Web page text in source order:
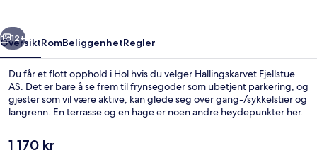
Neste
12+
OversiktRomBeliggenhetRegler
Du får et flott opphold i Hol hvis du velger Hallingskarvet Fjellstue
AS. Det er bare å se frem til frynsegoder som ubetjent parkering, og
gjester som vil være aktive, kan glede seg over gang-/sykkelstier og
langrenn. En terrasse og en hage er noen andre høydepunkter her.
Den
1 170 kr